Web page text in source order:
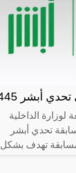
أبشر 1445
لوزارة الداخلية
تحدي أبشر
تهدف بشكل